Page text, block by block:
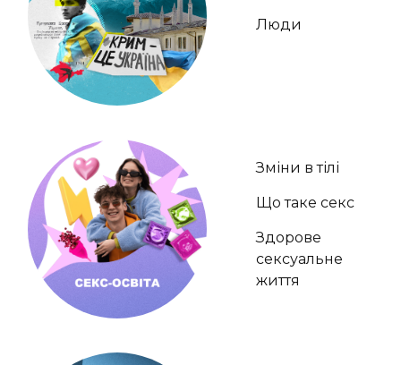
Люди
Зміни в тілі
Що таке секс
Здорове
сексуальне
життя